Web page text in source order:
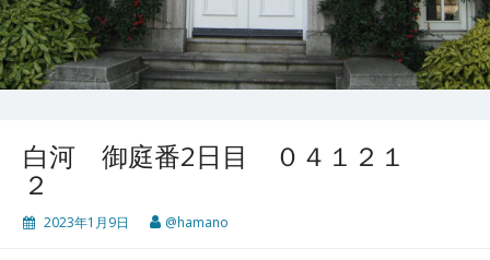
白河 御庭番2日目 ０４１２１
２
2023年1月9日 @hamano